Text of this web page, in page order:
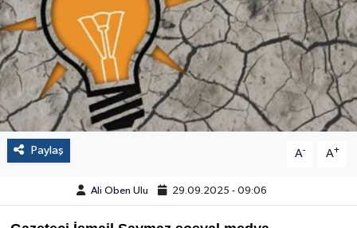
Paylaş A- A+
Ali Oben Ulu 29.09.2025 - 09:06